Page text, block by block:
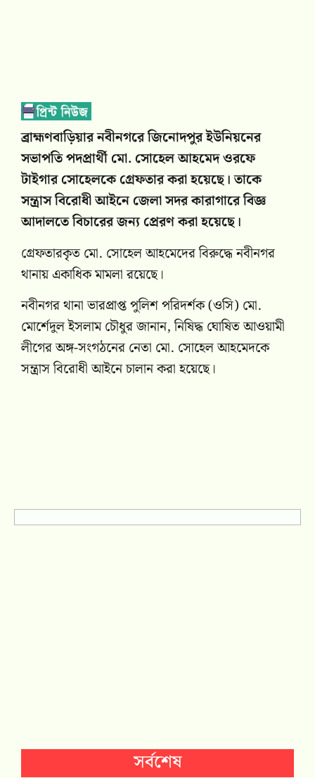
ব্রাহ্মণবাড়িয়ার নবীনগরে জিনোদপুর ইউনিয়নের
সভাপতি পদপ্রার্থী মো. সোহেল আহমেদ ওরফে
টাইগার সোহেলকে গ্রেফতার করা হয়েছে। তাকে
সন্ত্রাস বিরোধী আইনে জেলা সদর কারাগারে বিজ্ঞ
আদালতে বিচারের জন্য প্রেরণ করা হয়েছে।
গ্রেফতারকৃত মো. সোহেল আহমেদের বিরুদ্ধে নবীনগর
থানায় একাধিক মামলা রয়েছে।
নবীনগর থানা ভারপ্রাপ্ত পুলিশ পরিদর্শক (ওসি) মো.
মোর্শেদুল ইসলাম চৌধুর জানান, নিষিদ্ধ ঘোষিত আওয়ামী
লীগের অঙ্গ-সংগঠনের নেতা মো. সোহেল আহমেদকে
সন্ত্রাস বিরোধী আইনে চালান করা হয়েছে।
সর্বশেষ